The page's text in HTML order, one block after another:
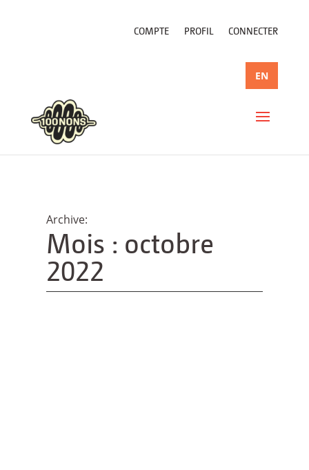
COMPTE PROFIL CONNECTER
EN
Mois : octobre
2022